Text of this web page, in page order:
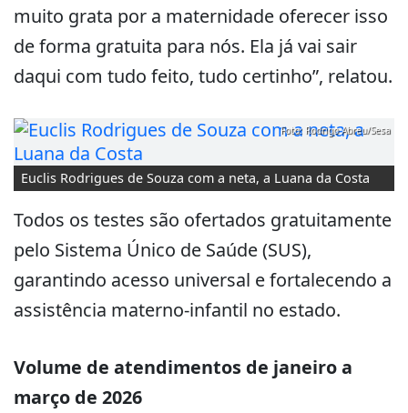
muito grata por a maternidade oferecer isso
de forma gratuita para nós. Ela já vai sair
daqui com tudo feito, tudo certinho”, relatou.
Euclis Rodrigues de Souza com a neta, a Luana da Costa
Foto: Rodrigo Abreu/Sesa
Todos os testes são ofertados gratuitamente
pelo Sistema Único de Saúde (SUS),
garantindo acesso universal e fortalecendo a
assistência materno-infantil no estado.
Volume de atendimentos de janeiro a
março de 2026